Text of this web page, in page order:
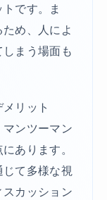
です。ま
め、人によ
まう場面も
リット
ンツーマン
あります。
て多様な視
カッション